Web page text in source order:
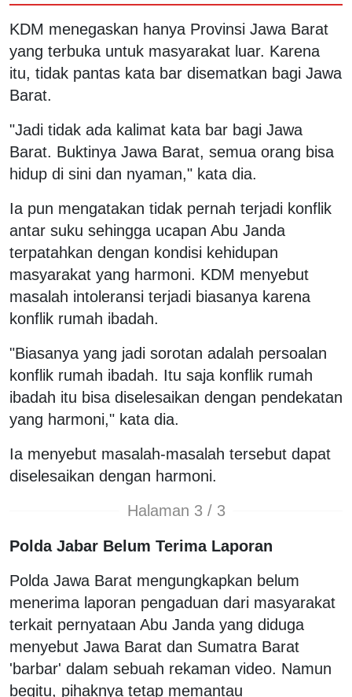
KDM menegaskan hanya Provinsi Jawa Barat
yang terbuka untuk masyarakat luar. Karena
itu, tidak pantas kata bar disematkan bagi Jawa
Barat.
"Jadi tidak ada kalimat kata bar bagi Jawa
Barat. Buktinya Jawa Barat, semua orang bisa
hidup di sini dan nyaman," kata dia.
Ia pun mengatakan tidak pernah terjadi konflik
antar suku sehingga ucapan Abu Janda
terpatahkan dengan kondisi kehidupan
masyarakat yang harmoni. KDM menyebut
masalah intoleransi terjadi biasanya karena
konflik rumah ibadah.
"Biasanya yang jadi sorotan adalah persoalan
konflik rumah ibadah. Itu saja konflik rumah
ibadah itu bisa diselesaikan dengan pendekatan
yang harmoni," kata dia.
Ia menyebut masalah-masalah tersebut dapat
diselesaikan dengan harmoni.
Halaman 3 / 3
Polda Jabar Belum Terima Laporan
Polda Jawa Barat mengungkapkan belum
menerima laporan pengaduan dari masyarakat
terkait pernyataan Abu Janda yang diduga
menyebut Jawa Barat dan Sumatra Barat
'barbar' dalam sebuah rekaman video. Namun
begitu, pihaknya tetap memantau